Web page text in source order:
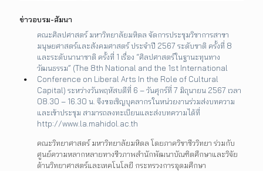
ข่าวอบรม-สัมนา
คณะศิลปศาสตร์ มหาวิทยาลัยมหิดล จัดการประชุมวิชาการสาขา
มนุษยศาสตร์และสังคมศาสตร์ ประจำปี 2567 ระดับชาติ ครั้งที่ 8
และระดับนานาชาติ ครั้งที่ 1 เรื่อง “ศิลปศาสตร์ในฐานะทุนทาง
วัฒนธรรม” (The 8th National and the 1st International
Conference on Liberal Arts In the Role of Cultural
Capital) ระหว่างวันพฤหัสบดีที่ 6 – วันศุกร์ที่ 7 มิถุนายน 2567 เวลา
08.30 – 16.30 น. จึงขอเชิญบุคลากรในหน่วยงานร่วมส่งบทความ
และเข้าประชุม สามารถลงทะเบียนและส่งบทความได้ที่
http://www.la.mahidol.ac.th
คณะวิทยาศาสตร์ มหาวิทยาลัยมหิดล โดยภาควิชาชีววิทยา ร่วมกับ
ศูนย์ความหลากหลายทางชีวภาพสำนักพัฒนาบัณฑิตศึกษาและวิจัย
ด้านวิทยาศาสตร์และเทคโนโลยี กระทรวงการอุดมศึกษา